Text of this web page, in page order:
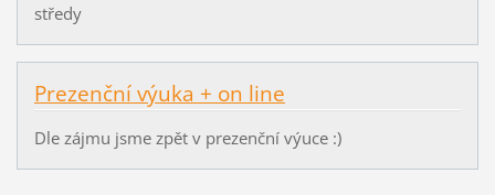
středy
Prezenční výuka + on line
Dle zájmu jsme zpět v prezenční výuce :)